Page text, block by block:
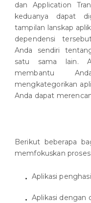
dan Application
keduanya dapat
tampilan lanskap
dependensi
Anda sendiri
satu sama lain.
membantu
mengkategorikan
Anda dapat
Berikut beberapa
memfokuskan
Aplikasi
Aplikasi dengan